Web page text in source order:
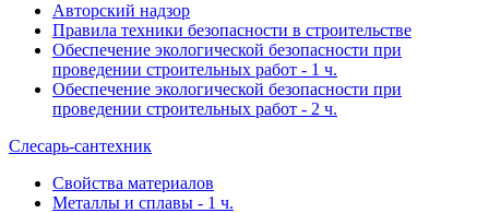
Авторский надзор
Правила техники безопасности в строительстве
Обеспечение экологической безопасности при
проведении строительных работ - 1 ч.
Обеспечение экологической безопасности при
проведении строительных работ - 2 ч.
Слесарь-сантехник
Свойства материалов
Металлы и сплавы - 1 ч.